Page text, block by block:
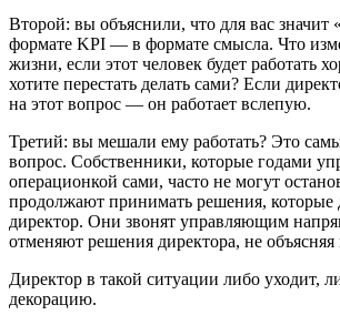
Второй: вы объяснили, что для вас значит
формате KPI — в формате смысла. Что
жизни, если этот человек будет работать
хотите перестать делать сами? Если
на этот вопрос — он работает вслепую.
Третий: вы мешали ему работать? Это
вопрос. Собственники, которые годами
операционкой сами, часто не могут
продолжают принимать решения,
директор. Они звонят управляющим
отменяют решения директора, не объясняя
Директор в такой ситуации либо уходит,
декорацию.